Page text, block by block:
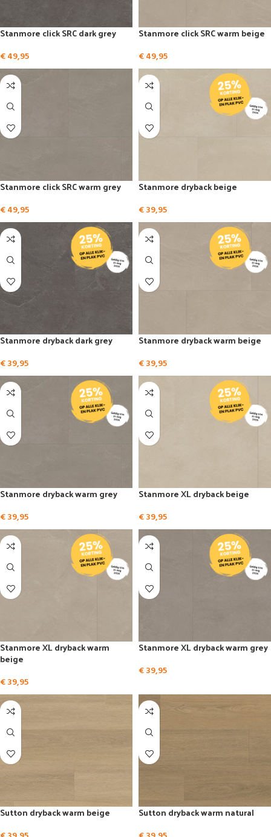
Stanmore click SRC dark grey
€49,95
Stanmore click SRC warm beige
€49,95
Stanmore click SRC warm grey
€49,95
Stanmore dryback beige
€39,95
Stanmore dryback dark grey
€39,95
Stanmore dryback warm beige
€39,95
Stanmore dryback warm grey
€39,95
Stanmore XL dryback beige
€39,95
Stanmore XL dryback warm
beige
€39,95
Stanmore XL dryback warm grey
€39,95
Sutton dryback warm beige Sutton dryback warm natural